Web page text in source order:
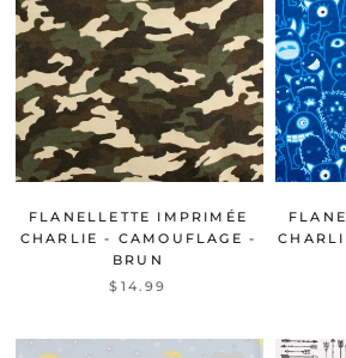
FLANELLETTE IMPRIMÉE
CHARLIE - CAMOUFLAGE -
BRUN
$14.99